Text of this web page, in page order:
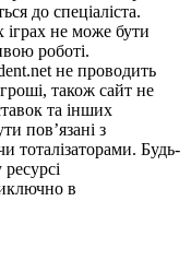
до спеціаліста.
іграх не може бути
роботі.
не проводить
гроші, також сайт не
та інших
пов’язані з
тоталізаторами. Будь-
в